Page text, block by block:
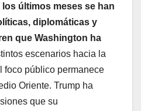
últimos meses se han
diplomáticas y
que Washington ha
escenarios hacia la
foco público permanece
Oriente. Trump ha
que su